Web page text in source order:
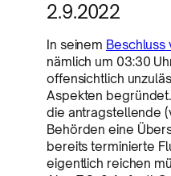
2.9.2022
In seinem Beschluss
nämlich um 03:30
offensichtlich
Aspekten
die antragstellende
Behörden eine
bereits terminierte
eigentlich reichen